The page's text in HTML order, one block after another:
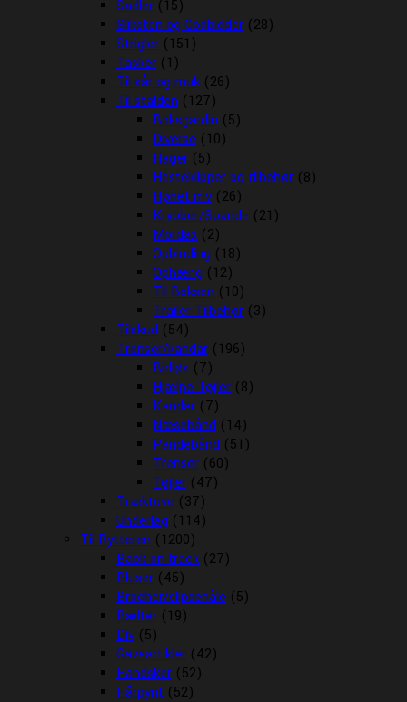
Sadler (15)
Sliksten og Godbidder (28)
Strigler (151)
Tasker (1)
Til sår og muk (26)
Til stalden (127)
Boksgardin (5)
Diverse (10)
Hager (5)
Hesteklipper og tilbehør (8)
Hønet mv (26)
Krybber/Spande (21)
Mordax (2)
Opbinding (18)
Ophæng (12)
Til Boksen (10)
Trailer Tilbehør (3)
Tilskud (54)
Trenser/kandar (196)
Bidløs (7)
Hjælpe Tøjler (8)
Kandar (7)
Næsebånd (14)
Pandebånd (51)
Trenser (60)
Tøjler (47)
Træktove (37)
Underlag (114)
Til Rytteren (1200)
Back on track (27)
Bluser (45)
Brocher/slipsenåle (5)
Bælter (19)
Div (5)
Gaveartikler (42)
Handsker (52)
Hårpynt (52)